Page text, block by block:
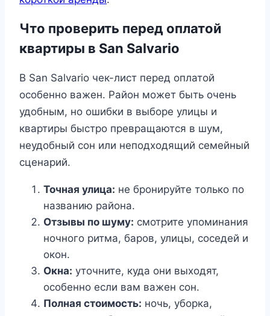
Что проверить перед оплатой
квартиры в San Salvario
В San Salvario чек-лист перед оплатой
особенно важен. Район может быть очень
удобным, но ошибки в выборе улицы и
квартиры быстро превращаются в шум,
неудобный сон или неподходящий семейный
сценарий.
Точная улица: не бронируйте только по
названию района.
Отзывы по шуму: смотрите упоминания
ночного ритма, баров, улицы, соседей и
окон.
Окна: уточните, куда они выходят,
особенно если вам важен сон.
Полная стоимость: ночь, уборка,